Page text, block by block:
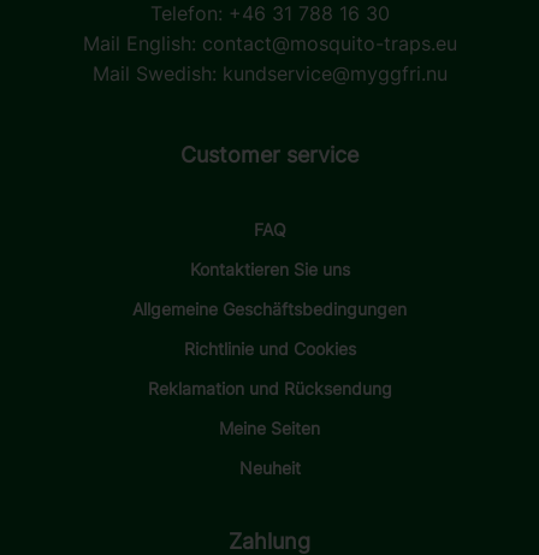
Telefon: +46 31 788 16 30
Mail English: contact@mosquito-traps.eu
Mail Swedish: kundservice@myggfri.nu
Customer service
FAQ
Kontaktieren Sie uns
Allgemeine Geschäftsbedingungen
Richtlinie und Cookies
Reklamation und Rücksendung
Meine Seiten
Neuheit
Zahlung